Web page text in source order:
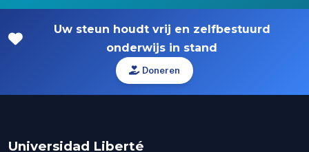
Uw steun houdt vrij en zelfbestuurd
onderwijs in stand
Doneren
Universidad Liberté